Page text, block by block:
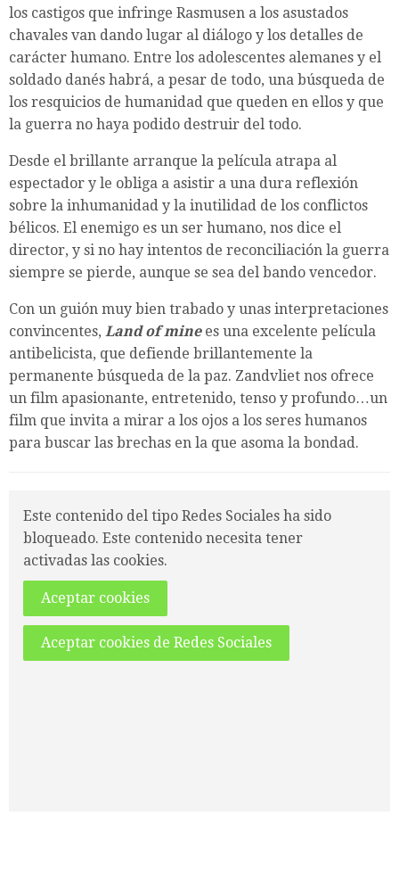
los castigos que infringe Rasmusen a los asustados
chavales van dando lugar al diálogo y los detalles de
carácter humano. Entre los adolescentes alemanes y el
soldado danés habrá, a pesar de todo, una búsqueda de
los resquicios de humanidad que queden en ellos y que
la guerra no haya podido destruir del todo.
Desde el brillante arranque la película atrapa al
espectador y le obliga a asistir a una dura reflexión
sobre la inhumanidad y la inutilidad de los conflictos
bélicos. El enemigo es un ser humano, nos dice el
director, y si no hay intentos de reconciliación la guerra
siempre se pierde, aunque se sea del bando vencedor.
Con un guión muy bien trabado y unas interpretaciones
convincentes, Land of minees una excelente película
antibelicista, que defiende brillantemente la
permanente búsqueda de la paz. Zandvliet nos ofrece
un film apasionante, entretenido, tenso y profundo…un
film que invita a mirar a los ojos a los seres humanos
para buscar las brechas en la que asoma la bondad.
Este contenido del tipo Redes Sociales ha sido
bloqueado. Este contenido necesita tener
activadas las cookies.
Aceptar cookies
Aceptar cookies de Redes Sociales